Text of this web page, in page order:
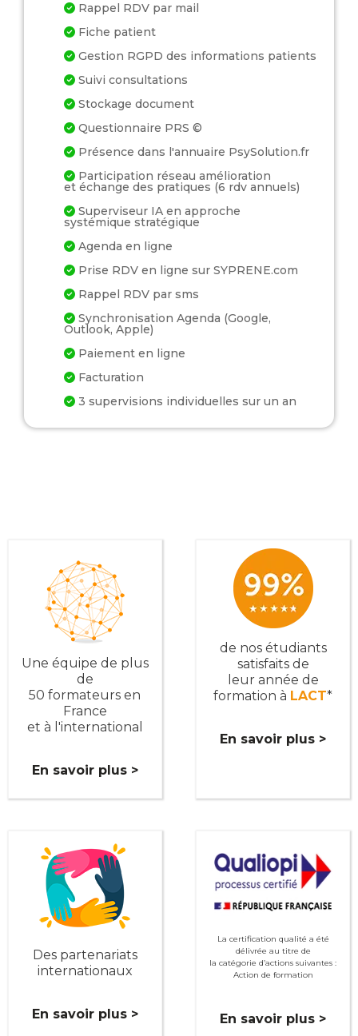
Rappel RDV par mail
Fiche patient
Gestion RGPD des informations patients
Suivi consultations
Stockage document
Questionnaire PRS ©
Présence dans l'annuaire PsySolution.fr
Participation réseau amélioration
et échange des pratiques (6 rdv annuels)
Superviseur IA en approche
systémique stratégique
Agenda en ligne
Prise RDV en ligne sur SYPRENE.com
Rappel RDV par sms
Synchronisation Agenda (Google,
Outlook, Apple)
Paiement en ligne
Facturation
3 supervisions individuelles sur un an
Une équipe de plus
de
50 formateurs en
France
et à l'international
En savoir plus >
de nos étudiants
satisfaits de
leur année de
formation à LACT*
En savoir plus >
Des partenariats
internationaux
En savoir plus >
La certification qualité a été
délivrée au titre de
la catégorie d’actions suivantes :
Action de formation
En savoir plus >